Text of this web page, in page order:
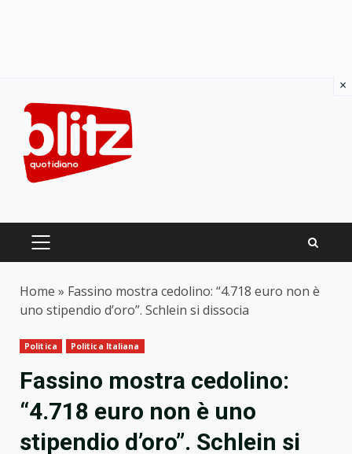
content
PRIMARY
Home » Fassino mostra cedolino: “4.718 euro non è
uno stipendio d’oro”. Schlein si dissocia
Politica Politica Italiana
Fassino mostra cedolino:
“4.718 euro non è uno
stipendio d’oro”. Schlein si
×